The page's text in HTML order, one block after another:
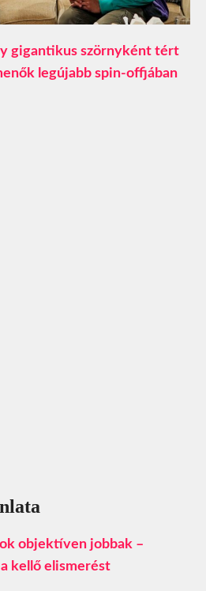
gigantikus szörnyként tért
legújabb spin-offjában
objektíven jobbak –
kellő elismerést